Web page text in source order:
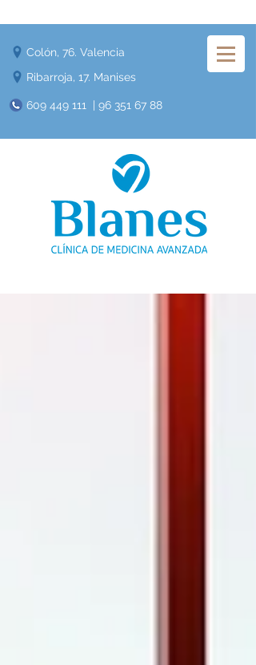
Colón, 76. Valencia
Ribarroja, 17. Manises
609 449 111 96 351 67 88